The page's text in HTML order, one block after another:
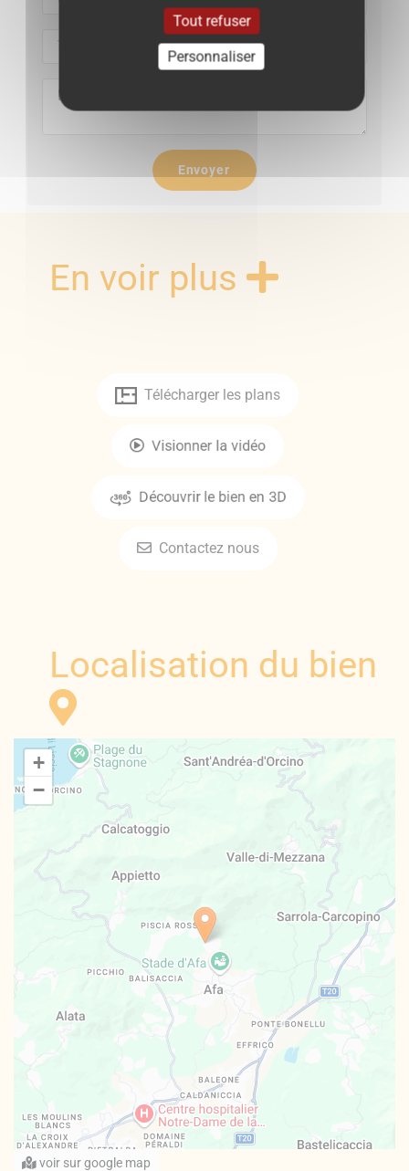
Eléments financiers
: 1632 €/an
*Honoraires à la charge du vendeur
Envoyer
En voir plus
Télécharger les plans
Visionner la vidéo
Découvrir le bien en 3D
Contactez nous
Localisation du bien
+
−
voir sur google map
Tout refuser
Personnaliser